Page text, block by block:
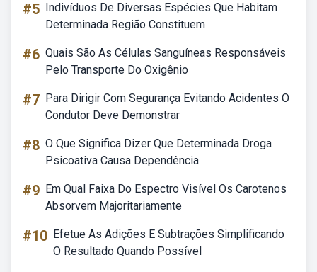
#5 Indivíduos De Diversas Espécies Que Habitam
Determinada Região Constituem
#6 Quais São As Células Sanguíneas Responsáveis
Pelo Transporte Do Oxigênio
#7 Para Dirigir Com Segurança Evitando Acidentes O
Condutor Deve Demonstrar
#8 O Que Significa Dizer Que Determinada Droga
Psicoativa Causa Dependência
#9 Em Qual Faixa Do Espectro Visível Os Carotenos
Absorvem Majoritariamente
#10 Efetue As Adições E Subtrações Simplificando
O Resultado Quando Possível